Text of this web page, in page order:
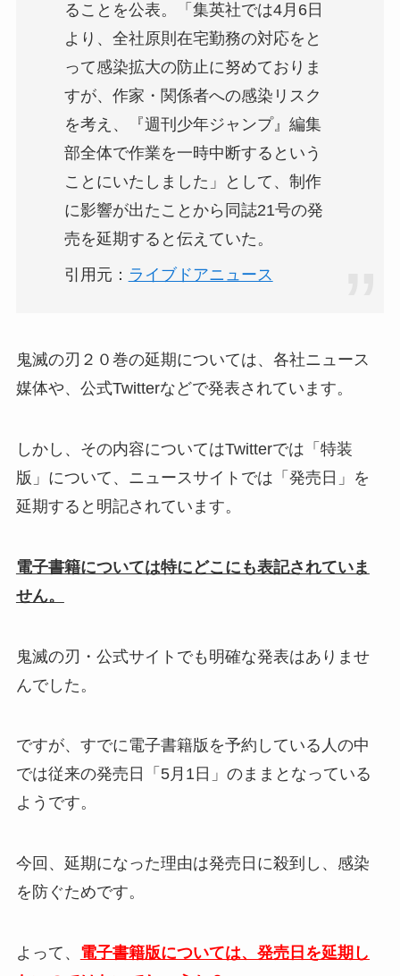
ることを公表。「集英社では4月6日
より、全社原則在宅勤務の対応をと
って感染拡大の防止に努めておりま
すが、作家・関係者への感染リスク
を考え、『週刊少年ジャンプ』編集
部全体で作業を一時中断するという
ことにいたしました」として、制作
に影響が出たことから同誌21号の発
売を延期すると伝えていた。
引用元： ライブドアニュース
鬼滅の刃２０巻の延期については、各社ニュース
媒体や、公式Twitterなどで発表されています。
しかし、その内容についてはTwitterでは「特装
版」について、ニュースサイトでは「発売日」を
延期すると明記されています。
電子書籍については特にどこにも表記されていま
せん。
鬼滅の刃・公式サイトでも明確な発表はありませ
んでした。
ですが、すでに電子書籍版を予約している人の中
では従来の発売日「5月1日」のままとなっている
ようです。
今回、延期になった理由は発売日に殺到し、感染
を防ぐためです。
よって、 電子書籍版については、発売日を延期し